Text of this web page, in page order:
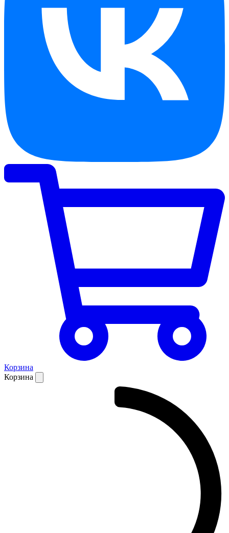
Корзина
Корзина